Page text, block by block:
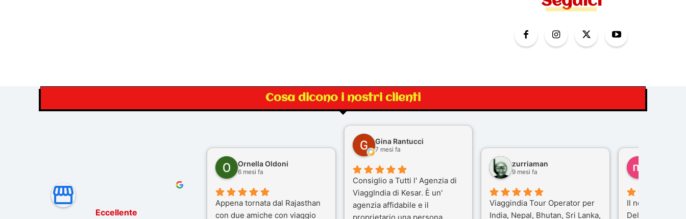
Cosa dicono i nostri clienti
Eccellente
Ornella Oldoni
6 mesi fa
Appena tornata dal Rajasthan
con due amiche con viaggio
Gina Rantucci
7 mesi fa
Consiglio a Tutti l' Agenzia di
ViaggIndia di Kesar. È un'
agenzia affidabile e il
zurriaman
9 mesi fa
Viaggindia Tour Operator per
India, Nepal, Bhutan, Sri Lanka,
Il nostro
Delhi e